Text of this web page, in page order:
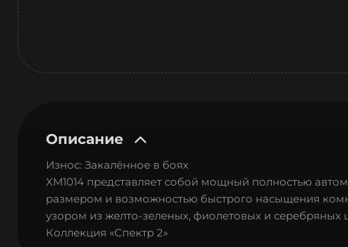
Описание
Износ: Закалённое в боях
XM1014 представляет собой мощный полностью
размером и возможностью быстрого насыщения
узором из желто-зеленых, фиолетовых и серебряных
Коллекция «Спектр 2»